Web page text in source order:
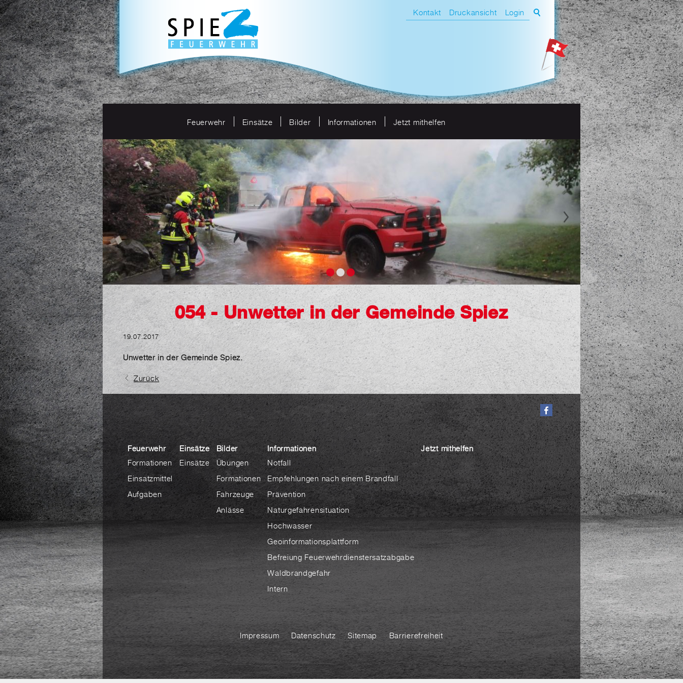
Kontakt Druckansicht Login
Feuerwehr Einsätze Bilder Informationen Jetzt mithelfen
054 - Unwetter in der Gemeinde Spiez
19.07.2017
Unwetter in der Gemeinde Spiez.
Zurück
Feuerwehr
Formationen
Einsatzmittel
Aufgaben
Einsätze
Einsätze
Bilder
Übungen
Formationen
Fahrzeuge
Anlässe
Informationen
Notfall
Empfehlungen nach einem Brandfall
Prävention
Naturgefahrensituation
Hochwasser
Geoinformationsplattform
Befreiung Feuerwehrdienstersatzabgabe
Waldbrandgefahr
Intern
Jetzt mithelfen
Impressum Datenschutz Sitemap Barrierefreiheit